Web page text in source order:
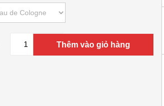
Thêm vào giỏ hàng